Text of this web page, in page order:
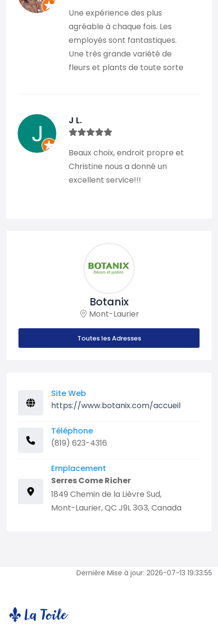
Une expérience des plus
agréable à chaque fois. Les
employés sont fantastiques.
Une très grande variété de
fleurs et plants de toute sorte
J L.
Beaux choix, endroit propre et
Christine nous a donné un
excellent service!!!
Botanix
Mont-Laurier
Toutes les Adresses
Site Web
https://www.botanix.com/accueil
Téléphone
(819) 623-4316
Emplacement
Serres Come Richer
1849 Chemin de la Lièvre Sud,
Mont-Laurier, QC J9L 3G3, Canada
Dernière Mise à jour: 2026-07-13 19:33:55